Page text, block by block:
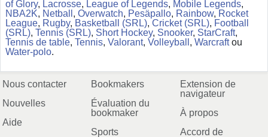
of Glory, Lacrosse, League of Legends, Mobile Legends,
NBA2K, Netball , Overwatch, Pesäpallo, Rainbow, Rocket
League, Rugby, Basketball (SRL), Cricket (SRL), Football
(SRL), Tennis (SRL), Short Hockey, Snooker, StarCraft,
Tennis de table, Tennis, Valorant, Volleyball , Warcraftou
Water-polo.
Nous contacter
Nouvelles
Aide
Bookmakers
Évaluation du
bookmaker
Sports
Extension de
navigateur
À propos
Accord de